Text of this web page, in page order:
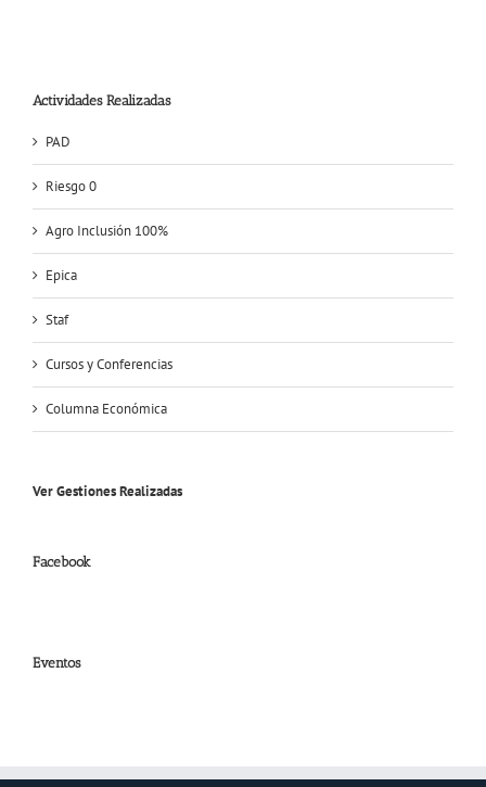
Actividades Realizadas
PAD
Riesgo 0
Agro Inclusión 100%
Epica
Staf
Cursos y Conferencias
Columna Económica
Ver Gestiones Realizadas
Facebook
Eventos